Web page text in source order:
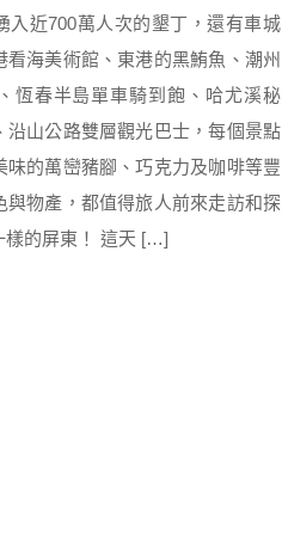
入近700萬人次的墾丁，還有車城
看海美術館、東港的黑鮪魚、潮州
恆春半島單車騎到飽、哈尤溪秘
沿山公路雙層觀光巴士，每個景點
味的萬巒豬腳、巧克力及咖啡等豐
與物產，都值得旅人前來走訪和探
樣的屏東！ 這天 […]